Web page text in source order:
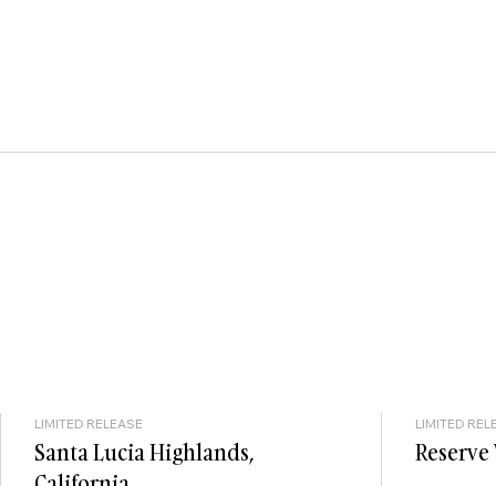
LIMITED RELEASE
Santa Lucia Highlands,
LIMITED